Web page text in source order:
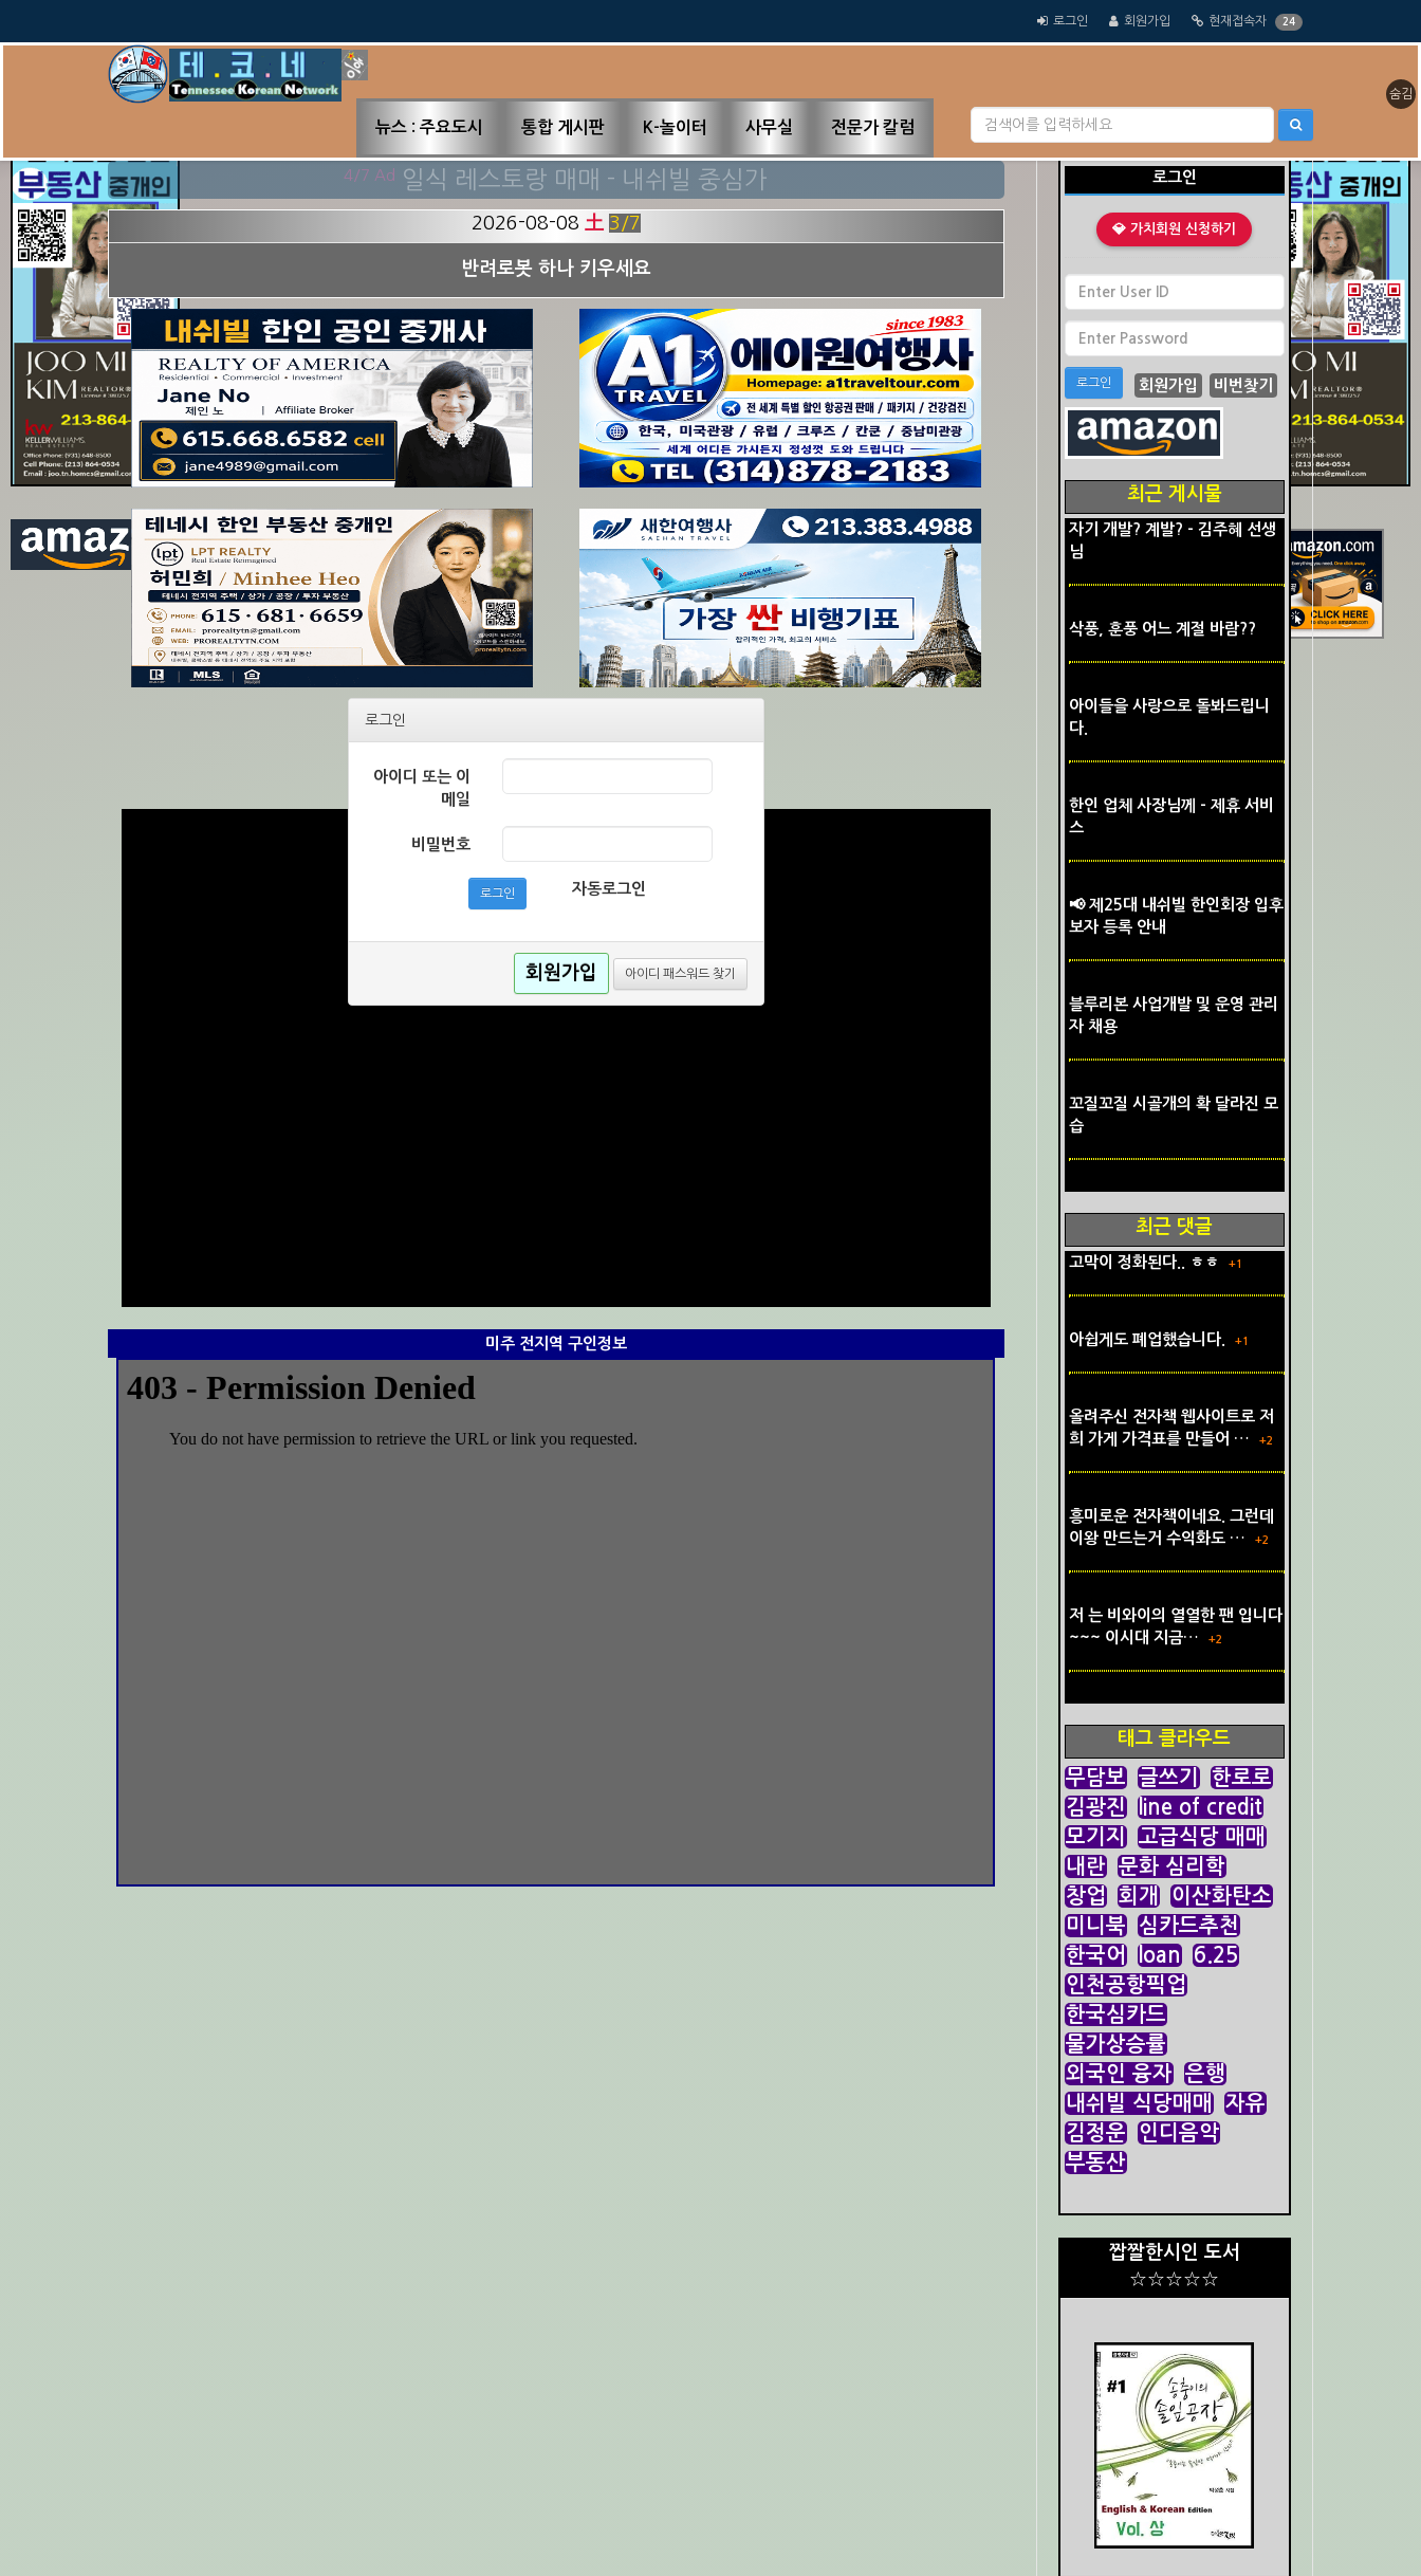
로그인 회원가입 현재접속자 24
뉴스 : 주요도시 통합 게시판 K-놀이터 사무실 전문가 칼럼
숨김
↓↓↓ 필必독 新업소록
4/7 Ad 일식 레스토랑 매매 - 내쉬빌 중심가
2026-08-08 土 4 /7
한국마켓 매매합니다
로그인
아이디 또는 이
메일
비밀번호
로그인 자동로그인
회원가입 아이디 패스워드 찾기
미주 전지역 구인정보
로그인
💎 가치회원 신청하기
로그인 회원가입 비번찾기
최근 게시물
자기 개발? 계발? - 김주혜 선생
님
삭풍, 훈풍 어느 계절 바람??
아이들을 사랑으로 돌봐드립니
다.
한인 업체 사장님께 - 제휴 서비
스
📢 제25대 내쉬빌 한인회장 입후
보자 등록 안내
블루리본 사업개발 및 운영 관리
자 채용
꼬질꼬질 시골개의 확 달라진 모
습
최근 댓글
고막이 정화된다.. ㅎㅎ +1
아쉽게도 폐업했습니다. +1
올려주신 전자책 웹사이트로 저
희 가게 가격표를 만들어 …
+2
흥미로운 전자책이네요. 그런데
이왕 만드는거 수익화도 …
+2
저 는 비와이의 열열한 팬 입니다
~~~ 이시대 지금…
+2
태그 클라우드
무담보 글쓰기
한로로
김광진
line of credit
모기지
고급식당 매매
내란
문화 심리학
창업
회개
이산화탄소
미니북
심카드추천
한국어
loan
6.25
인천공항픽업
한국심카드
물가상승률
외국인 융자
은행
내쉬빌 식당매매
자유
김정운
인디음악
부동산
짭짤한시인 도서
☆☆☆☆☆